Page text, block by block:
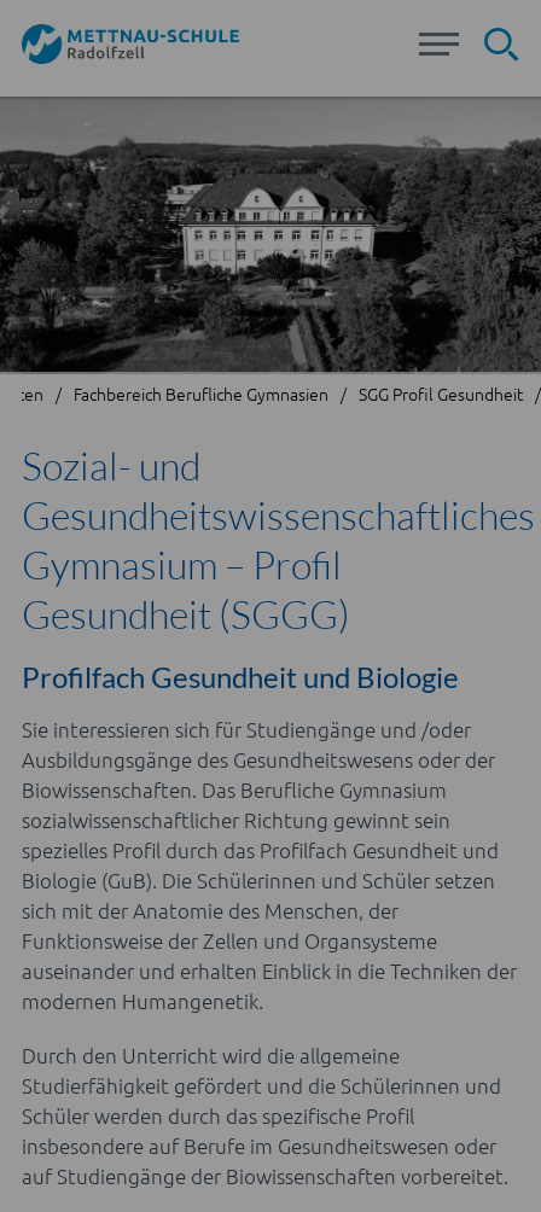
Fachbereich Berufliche Gymnasien SGG Profil Gesundheit
Sozial- und
Gesundheitswissenschaftliches
Gymnasium – Profil
Gesundheit (SGGG)
Profilfach Gesundheit und Biologie
Sie interessieren sich für Studiengänge und /oder
Ausbildungsgänge des Gesundheitswesens oder der
Biowissenschaften. Das Berufliche Gymnasium
sozialwissenschaftlicher Richtung gewinnt sein
spezielles Profil durch das Profilfach Gesundheit und
Biologie (GuB). Die Schülerinnen und Schüler setzen
sich mit der Anatomie des Menschen, der
Funktionsweise der Zellen und Organsysteme
auseinander und erhalten Einblick in die Techniken der
modernen Humangenetik.
Durch den Unterricht wird die allgemeine
Studierfähigkeit gefördert und die Schülerinnen und
Schüler werden durch das spezifische Profil
insbesondere auf Berufe im Gesundheitswesen oder
auf Studiengänge der Biowissenschaften vorbereitet.